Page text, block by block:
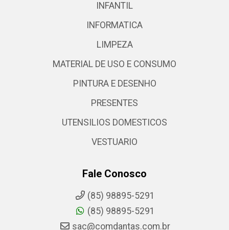
INFANTIL
INFORMATICA
LIMPEZA
MATERIAL DE USO E CONSUMO
PINTURA E DESENHO
PRESENTES
UTENSILIOS DOMESTICOS
VESTUARIO
Fale Conosco
(85) 98895-5291
(85) 98895-5291
sac@comdantas.com.br